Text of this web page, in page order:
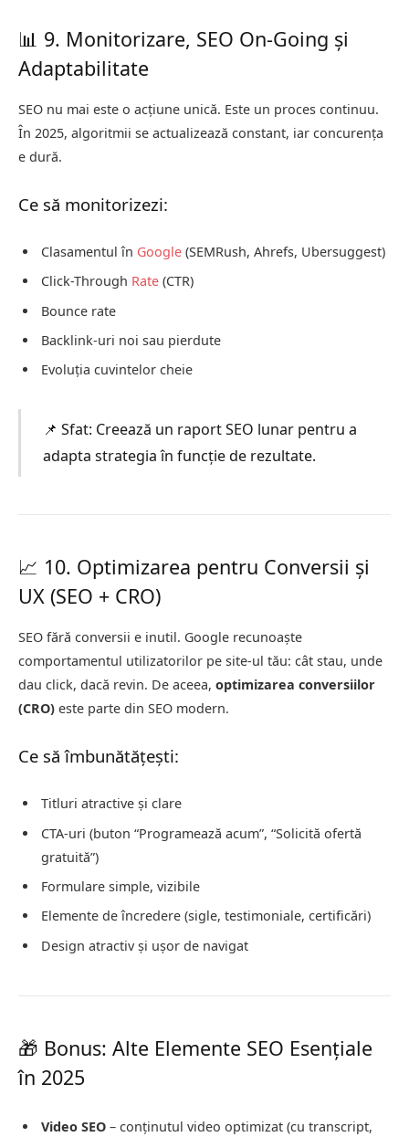
📊 9. Monitorizare, SEO On-Going și
Adaptabilitate
SEO nu mai este o acțiune unică. Este un proces continuu.
În 2025, algoritmii se actualizează constant, iar concurența
e dură.
Ce să monitorizezi:
Clasamentul în Google (SEMRush, Ahrefs, Ubersuggest)
Click-Through Rate (CTR)
Bounce rate
Backlink-uri noi sau pierdute
Evoluția cuvintelor cheie
📌 Sfat: Creează un raport SEO lunar pentru a
adapta strategia în funcție de rezultate.
📈 10. Optimizarea pentru Conversii și
UX (SEO + CRO)
SEO fără conversii e inutil. Google recunoaște
comportamentul utilizatorilor pe site-ul tău: cât stau, unde
dau click, dacă revin. De aceea, optimizarea conversiilor
(CRO) este parte din SEO modern.
Ce să îmbunătățești:
Titluri atractive și clare
CTA-uri (buton “Programează acum”, “Solicită ofertă
gratuită”)
Formulare simple, vizibile
Elemente de încredere (sigle, testimoniale, certificări)
Design atractiv și ușor de navigat
🎁 Bonus: Alte Elemente SEO Esențiale
în 2025
Video SEO – conținutul video optimizat (cu transcript,